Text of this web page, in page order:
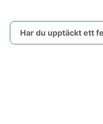
Har du upptäckt ett